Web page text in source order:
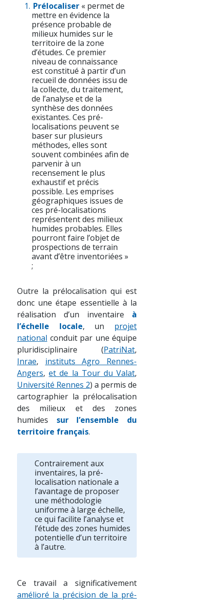
Prélocaliser « permet de
mettre en évidence la
présence probable de
milieux humides sur le
territoire de la zone
d’études. Ce premier
niveau de connaissance
est constitué à partir d’un
recueil de données issu de
la collecte, du traitement,
de l’analyse et de la
synthèse des données
existantes. Ces pré-
localisations peuvent se
baser sur plusieurs
méthodes, elles sont
souvent combinées afin de
parvenir à un
recensement le plus
exhaustif et précis
possible. Les emprises
géographiques issues de
ces pré-localisations
représentent des milieux
humides probables. Elles
pourront faire l’objet de
prospections de terrain
avant d’être inventoriées »
;
Outre la prélocalisation qui est
donc une étape essentielle à la
réalisation d’un inventaire à
l’échelle locale, un projet
national conduit par une équipe
pluridisciplinaire (PatriNat,
Inrae, instituts Agro Rennes-
Angers,et de la Tour du Valat,
Université Rennes 2) a permis de
cartographier la prélocalisation
des milieux et des zones
humides sur l’ensemble du
territoire français.
Contrairement aux
inventaires, la pré-
localisation nationale a
l’avantage de proposer
une méthodologie
uniforme à large échelle,
ce qui facilite l’analyse et
l’étude des zones humides
potentielle d’un territoire
à l’autre.
Ce travail a significativement
amélioré la précision de la pré-